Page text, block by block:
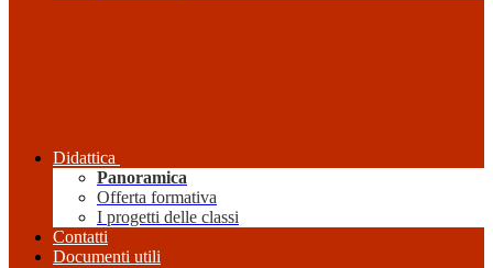
Didattica
Panoramica
Offerta formativa
I progetti delle classi
Contatti
Documenti utili